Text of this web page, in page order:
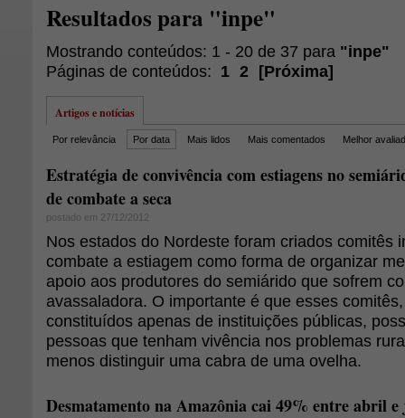
Resultados para "inpe"
Mostrando conteúdos: 1 - 20 de 37 para "inpe"
Páginas de conteúdos: 1 2 [Próxima]
Artigos e notícias
Por relevância Por data Mais lidos Mais comentados Melhor
Estratégia de convivência com estiagens no
de combate a seca
postado em 27/12/2012
Nos estados do Nordeste foram criados comitês
combate a estiagem como forma de organizar
apoio aos produtores do semiárido que sofrem
avassaladora. O importante é que esses
constituídos apenas de instituições públicas,
pessoas que tenham vivência nos problemas
menos distinguir uma cabra de uma ovelha.
Desmatamento na Amazônia cai 49% entre abril